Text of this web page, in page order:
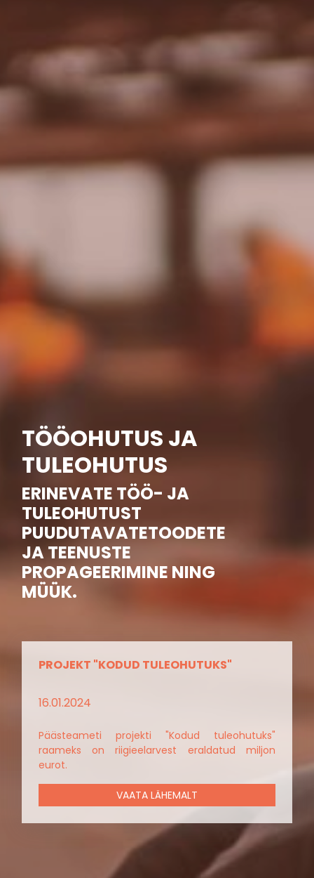
TÖÖOHUTUS JA
TULEOHUTUS
ERINEVATE TÖÖ- JA
TULEOHUTUST
PUUDUTAVATETOODETE
JA TEENUSTE
PROPAGEERIMINE NING
MÜÜK.
PROJEKT "KODUD TULEOHUTUKS"
16.01.2024
Päästeameti projekti "Kodud tuleohutuks"
raameks on riigieelarvest eraldatud miljon
eurot.
VAATA LÄHEMALT